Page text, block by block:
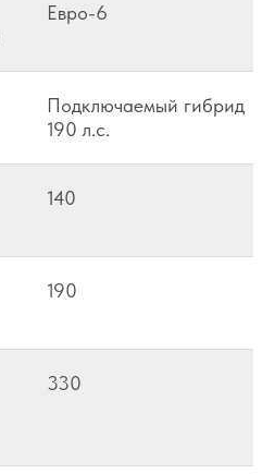
Евро-6
Подключаемый гибрид
190 л.с.
140
190
330